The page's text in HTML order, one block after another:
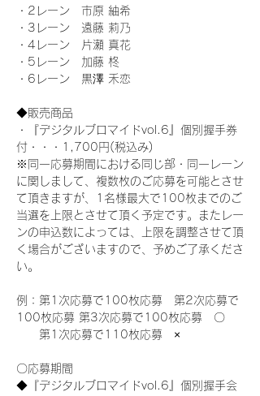
・2レーン　市原 紬希
・3レーン　遠藤 莉乃
・4レーン　片瀬 真花
・5レーン　加藤 柊
・6レーン　黒澤 禾恋
◆販売商品
・『デジタルブロマイドvol.6』個別握手券
付・・・1,700円(税込み)
※同一応募期間における同じ部・同一レーン
に関しまして、複数枚のご応募を可能とさせ
て頂きますが、1名様最大で100枚までのご
当選を上限とさせて頂く予定です。またレー
ンの申込数によっては、上限を調整させて頂
く場合がございますので、予めご了承くださ
い。
例：第1次応募で100枚応募　第2次応募で
100枚応募 第3次応募で100枚応募　〇
第1次応募で110枚応募　×
〇応募期間
◆『デジタルブロマイドvol.6』個別握手会